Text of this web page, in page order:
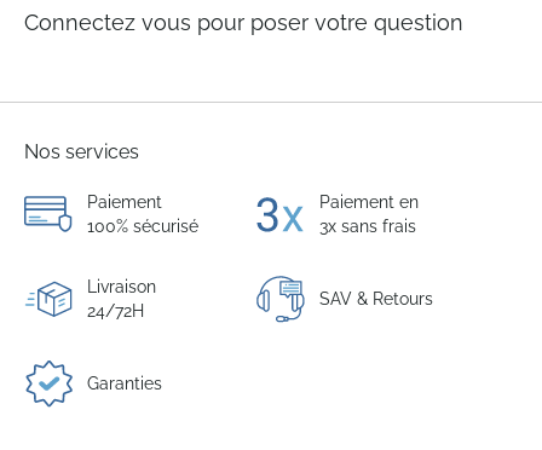
Connectez vous pour poser votre question
Nos services
Paiement
100% sécurisé
Paiement en
3x sans frais
Livraison
24/72H
SAV & Retours
Garanties